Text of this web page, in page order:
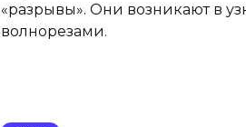
«разрывы». Они возникают в
волнорезами.